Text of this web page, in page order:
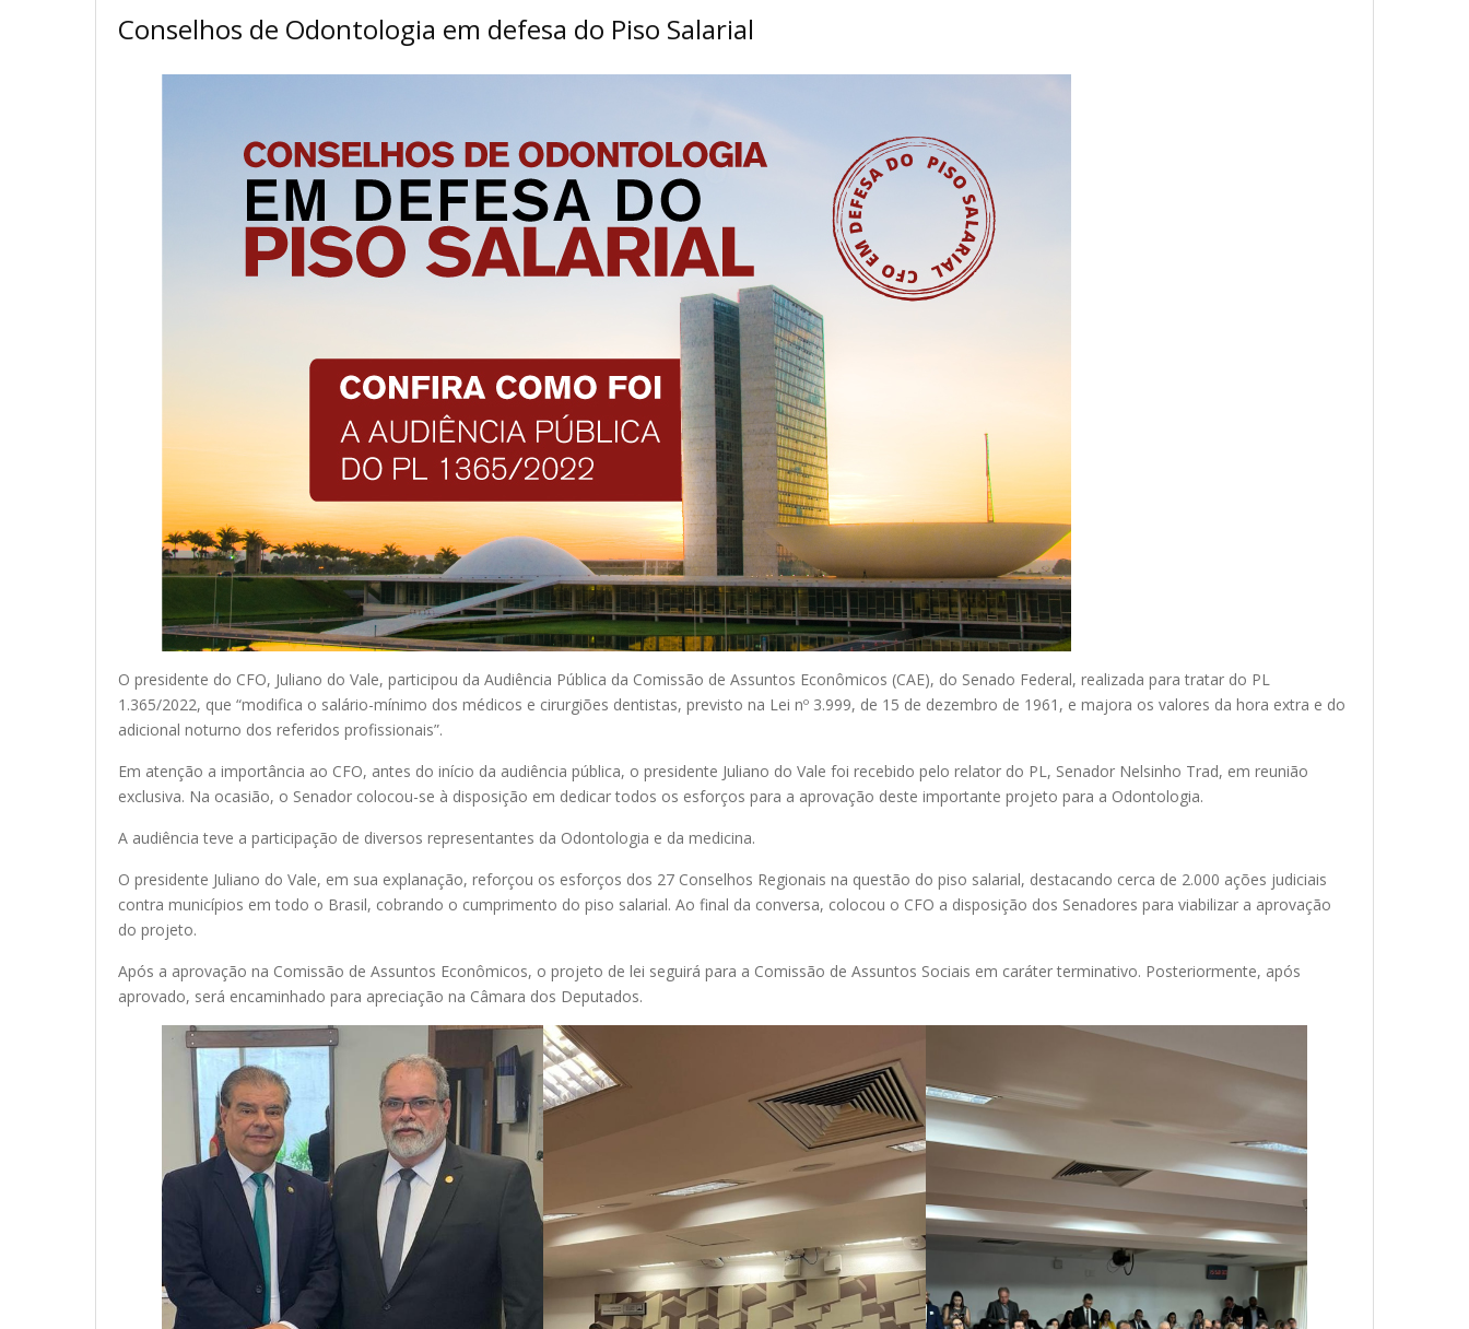
Conselhos de Odontologia em defesa do Piso Salarial
O presidente do CFO, Juliano do Vale, participou da Audiência Pública da Comissão de Assuntos Econômicos (CAE), do Senado Federal, realizada para tratar do PL
1.365/2022, que “modifica o salário-mínimo dos médicos e cirurgiões dentistas, previsto na Lei nº 3.999, de 15 de dezembro de 1961, e majora os valores da hora extra e do
adicional noturno dos referidos profissionais”.
Em atenção a importância ao CFO, antes do início da audiência pública, o presidente Juliano do Vale foi recebido pelo relator do PL, Senador Nelsinho Trad, em reunião
exclusiva. Na ocasião, o Senador colocou-se à disposição em dedicar todos os esforços para a aprovação deste importante projeto para a Odontologia.
A audiência teve a participação de diversos representantes da Odontologia e da medicina.
O presidente Juliano do Vale, em sua explanação, reforçou os esforços dos 27 Conselhos Regionais na questão do piso salarial, destacando cerca de 2.000 ações judiciais
contra municípios em todo o Brasil, cobrando o cumprimento do piso salarial. Ao final da conversa, colocou o CFO a disposição dos Senadores para viabilizar a aprovação
do projeto.
Após a aprovação na Comissão de Assuntos Econômicos, o projeto de lei seguirá para a Comissão de Assuntos Sociais em caráter terminativo. Posteriormente, após
aprovado, será encaminhado para apreciação na Câmara dos Deputados.